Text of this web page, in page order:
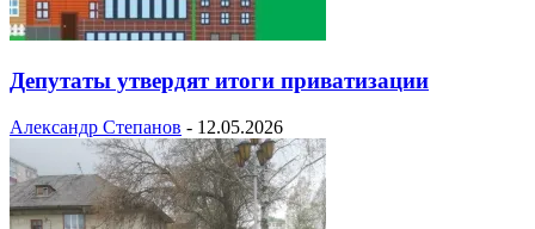
Депутаты утвердят итоги приватизации
Александр Степанов - 12.05.2026